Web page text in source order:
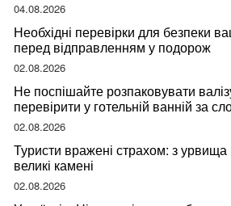
04.08.2026
Необхідні перевірки для безпеки
перед відправленням у подорож
02.08.2026
Не поспішайте розпаковувати
перевірити у готельній ванній за
мандрівниці
02.08.2026
Туристи вражені страхом: з
великі камені
02.08.2026